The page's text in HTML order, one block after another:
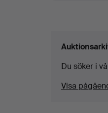
Du söker i
Visa